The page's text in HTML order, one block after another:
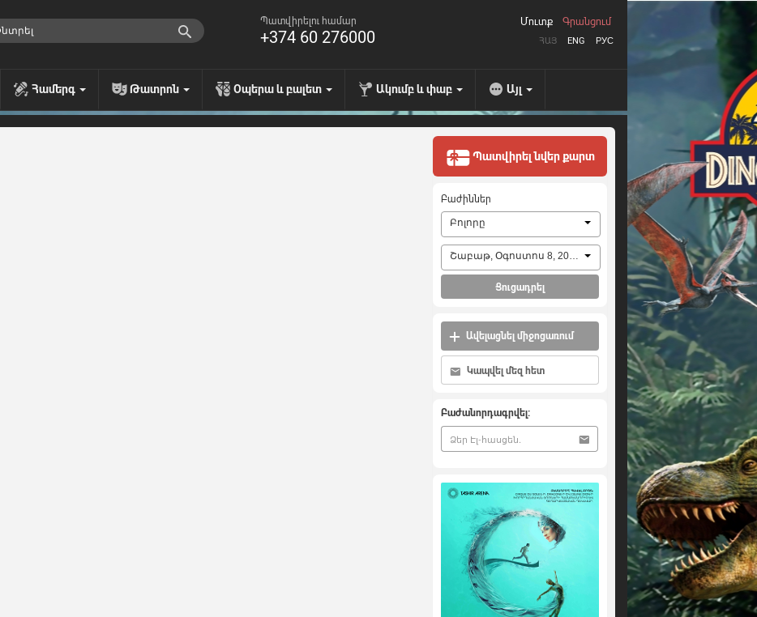
Պատվիրելու համար
+374 60 276000 ՀԱՅ ENG РУС
Մուտք Գրանցում
Համերգ Թատրոն Օպերա և բալետ Ակումբ և փաբ Այլ
Պատվիրել նվեր քարտ
Բաժիններ
Բոլորը
Շաբաթ, Օգոստոս 8, 2026
Ցուցադրել
Ավելացնել միջոցառում
Կապվել մեզ հետ
Բաժանորդագրվել: